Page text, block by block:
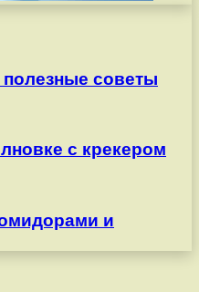
советы
с крекером
и